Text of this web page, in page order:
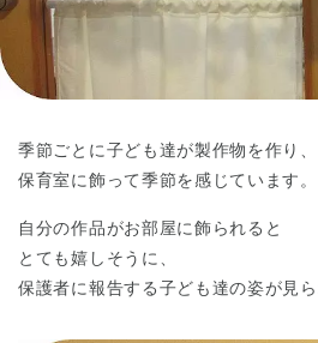
から探
季節ごとに子ども達が製作物を作り、
保育室に飾って季節を感じています。
自分の作品がお部屋に飾られると
とても嬉しそうに、
保護者に報告する子ども達の姿が見ら